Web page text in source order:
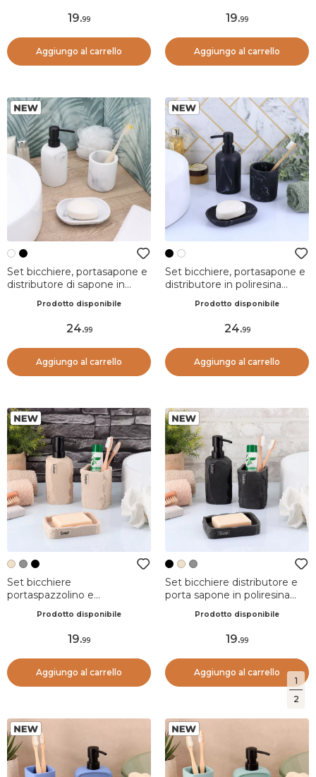
1
2
19.99
Aggiungo al carrello
19.99
Aggiungo al carrello
Set bicchiere, portasapone e
distributore di sapone in
Séma Bianco
Prodotto disponibile
24.99
Aggiungo al carrello
Set bicchiere, portasapone e
distributore in poliresina
Prodotto disponibile
24.99
Aggiungo al carrello
Set bicchiere
portaspazzolino e
effetto pietra Paola Beige
Prodotto disponibile
19.99
Aggiungo al carrello
Set bicchiere distributore e
porta sapone in poliresina
Prodotto disponibile
19.99
Aggiungo al carrello